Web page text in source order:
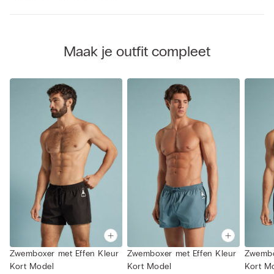
Maak je outfit compleet
Zwemboxer met Effen Kleur
Kort Model
Zwemboxer met Effen Kleur
Kort Model
Kort